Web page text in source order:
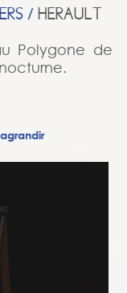
/ HERAULT
Polygone de